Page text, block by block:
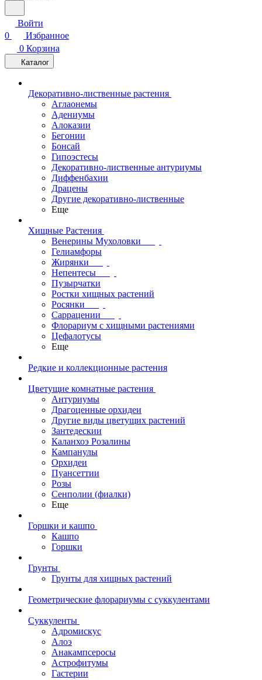
Войти
0
Избранное
0 Корзина
Каталог
Декоративно-лиственные растения
Аглаонемы
Адениумы
Алоказии
Бегонии
Бонсай
Гипоэстесы
Декоративно-лиственные антуриумы
Диффенбахии
Драцены
Другие декоративно-лиственные
Еще
Хищные Растения
Венерины Мухоловки
Гелиамфоры
Жирянки
Непентесы
Пузырчатки
Ростки хищных растений
Росянки
Саррацении
Флорариум с хищными растениями
Цефалотусы
Еще
Редкие и коллекционные растения
Цветущие комнатные растения
Антуриумы
Драгоценные орхидеи
Другие виды цветущих растений
Зантедескии
Каланхоэ Розалины
Кампанулы
Орхидеи
Пуансеттии
Розы
Сенполии (фиалки)
Еще
Горшки и кашпо
Кашпо
Горшки
Грунты
Грунты для хищных растений
Геометрические флорариумы с суккулентами
Суккуленты
Адромискус
Алоэ
Анакампсеросы
Астрофитумы
Гастерии